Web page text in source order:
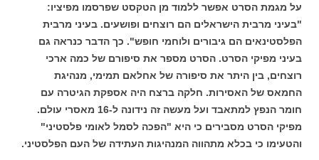
על מגמת הסרט אפשר ללמוד מן הטקסט שפרסמו מפיציו:
"בעיני מרבית הישראלים הם רוצחים ופושעים. בעיני מרבית
הפלסטינאים הם גיבורים ולוחמי חופש". כך הדבר כנראה גם
בעיני מפיקי הסרט. הסרט מספר את סיפורם של כמה ארכי
רוצחים, בין היתר את סיפורה של אחלאם תמימי, מנהיגת
החמאס של האסירות. חלקה ברצח היה אספקת הגיטרה עם
חומר הנפץ למתאבד ועל מעשה זה נידונה ל-16 מאסרי עולם.
מפיקי הסרט מסבירים כי היא "הפכה לסמל לאומי פלסטיני"
והטעימו כי בכלא מתהווה המנהיגות העתידה של העם הפלסטיני.